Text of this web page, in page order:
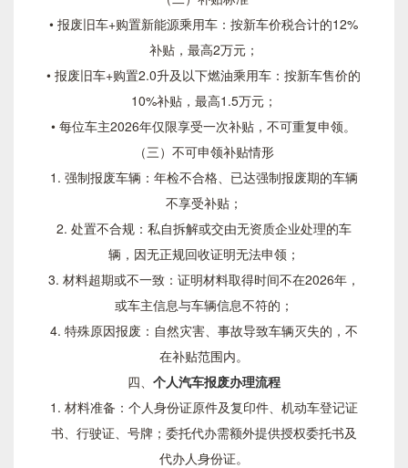
• 报废旧车+购置新能源乘用车：按新车价税合计的12%
补贴，最高2万元；
• 报废旧车+购置2.0升及以下燃油乘用车：按新车售价的
10%补贴，最高1.5万元；
• 每位车主2026年仅限享受一次补贴，不可重复申领。
（三）不可申领补贴情形
1. 强制报废车辆：年检不合格、已达强制报废期的车辆
不享受补贴；
2. 处置不合规：私自拆解或交由无资质企业处理的车
辆，因无正规回收证明无法申领；
3. 材料超期或不一致：证明材料取得时间不在2026年，
或车主信息与车辆信息不符的；
4. 特殊原因报废：自然灾害、事故导致车辆灭失的，不
在补贴范围内。
四、 个人汽车报废办理流程
1. 材料准备：个人身份证原件及复印件、机动车登记证
书、行驶证、号牌；委托代办需额外提供授权委托书及
代办人身份证。